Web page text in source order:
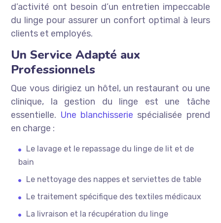
d’activité ont besoin d’un entretien impeccable
du linge pour assurer un confort optimal à leurs
clients et employés.
Un Service Adapté aux
Professionnels
Que vous dirigiez un hôtel, un restaurant ou une
clinique, la gestion du linge est une tâche
essentielle. Une blanchisserie spécialisée prend
en charge :
Le lavage et le repassage du linge de lit et de
bain
Le nettoyage des nappes et serviettes de table
Le traitement spécifique des textiles médicaux
La livraison et la récupération du linge